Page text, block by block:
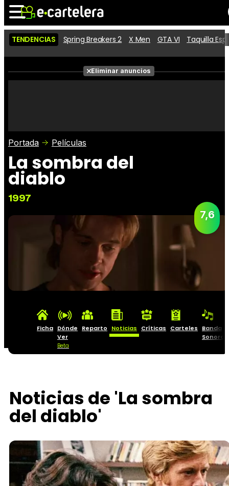
Noticias Cartelera
Películas
Críticas
TENDENCIAS Spring Breakers 2 X Men GTA VI Taquilla
Eliminar anuncios
Portada Películas
La sombra del
diablo
1997
7,6
Ficha Dónde
Ver
Beta
Reparto Noticias Críticas Carteles
Banda
Sonora
Noticias de 'La sombra
del diablo'